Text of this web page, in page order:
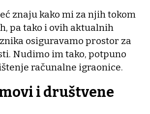
znaju kako mi za njih tokom
pa tako i ovih aktualnih
osiguravamo prostor za
Nudimo im tako, potpuno
računalne igraonice.
i društvene